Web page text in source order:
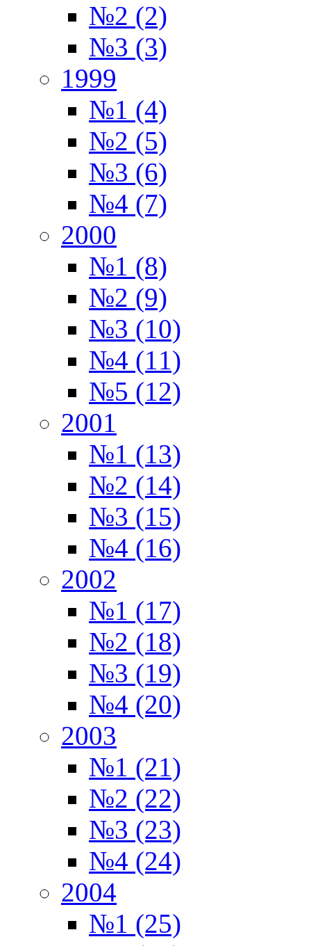
№2 (2)
№3 (3)
1999
№1 (4)
№2 (5)
№3 (6)
№4 (7)
2000
№1 (8)
№2 (9)
№3 (10)
№4 (11)
№5 (12)
2001
№1 (13)
№2 (14)
№3 (15)
№4 (16)
2002
№1 (17)
№2 (18)
№3 (19)
№4 (20)
2003
№1 (21)
№2 (22)
№3 (23)
№4 (24)
2004
№1 (25)